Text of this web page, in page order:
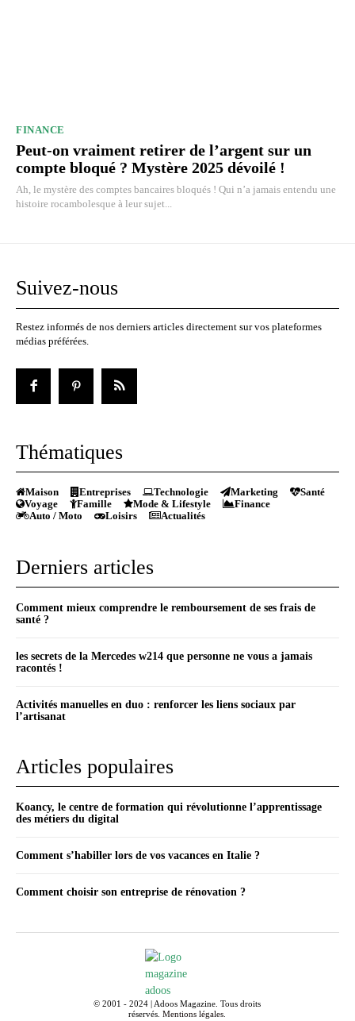
FINANCE
Peut-on vraiment retirer de l’argent sur un
compte bloqué ? Mystère 2025 dévoilé !
Ah, le mystère des comptes bancaires bloqués ! Qui n’a jamais entendu une
histoire rocambolesque à leur sujet...
Suivez-nous
Restez informés de nos derniers articles directement sur vos plateformes
médias préférées.
Thématiques
Maison Entreprises Technologie Marketing
Santé
Voyage
Famille Mode & Lifestyle
Finance
Auto / Moto
Loisirs Actualités
Derniers articles
Comment mieux comprendre le remboursement de ses frais de
santé ?
les secrets de la Mercedes w214 que personne ne vous a jamais
racontés !
Activités manuelles en duo : renforcer les liens sociaux par
l’artisanat
Articles populaires
Koancy, le centre de formation qui révolutionne l’apprentissage
des métiers du digital
Comment s’habiller lors de vos vacances en Italie ?
Comment choisir son entreprise de rénovation ?
© 2001 - 2024 | Adoos Magazine. Tous droits
réservés.Mentions légales